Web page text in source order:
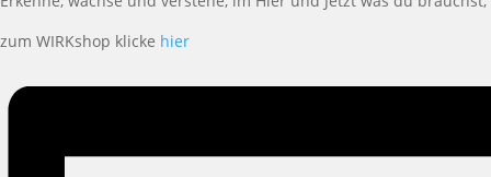
zum WIRKshop klicke hier